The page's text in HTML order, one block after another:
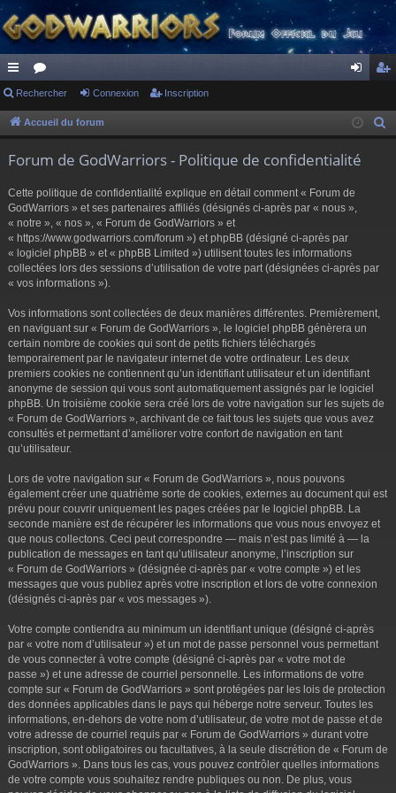
ac
co
s
or
u ne cri
Rechercher Connexion Inscription
Accueil du forum
Forum de GodWarriors - Politique de confidentialité
Cette politique de confidentialité explique en détail comment « Forum de
GodWarriors » et ses partenaires affiliés (désignés ci-après par « nous »,
« notre », « nos », « Forum de GodWarriors » et
« https://www.godwarriors.com/forum ») et phpBB (désigné ci-après par
« logiciel phpBB » et « phpBB Limited ») utilisent toutes les informations
collectées lors des sessions d’utilisation de votre part (désignées ci-après par
« vos informations »).
Vos informations sont collectées de deux manières différentes. Premièrement,
en naviguant sur « Forum de GodWarriors », le logiciel phpBB génèrera un
certain nombre de cookies qui sont de petits fichiers téléchargés
temporairement par le navigateur internet de votre ordinateur. Les deux
premiers cookies ne contiennent qu’un identifiant utilisateur et un identifiant
anonyme de session qui vous sont automatiquement assignés par le logiciel
phpBB. Un troisième cookie sera créé lors de votre navigation sur les sujets de
« Forum de GodWarriors », archivant de ce fait tous les sujets que vous avez
consultés et permettant d’améliorer votre confort de navigation en tant
qu’utilisateur.
Lors de votre navigation sur « Forum de GodWarriors », nous pouvons
également créer une quatrième sorte de cookies, externes au document qui est
prévu pour couvrir uniquement les pages créées par le logiciel phpBB. La
seconde manière est de récupérer les informations que vous nous envoyez et
que nous collectons. Ceci peut correspondre — mais n’est pas limité à — la
publication de messages en tant qu’utilisateur anonyme, l’inscription sur
« Forum de GodWarriors » (désignée ci-après par « votre compte ») et les
messages que vous publiez après votre inscription et lors de votre connexion
(désignés ci-après par « vos messages »).
Votre compte contiendra au minimum un identifiant unique (désigné ci-après
par « votre nom d’utilisateur ») et un mot de passe personnel vous permettant
de vous connecter à votre compte (désigné ci-après par « votre mot de
passe ») et une adresse de courriel personnelle. Les informations de votre
compte sur « Forum de GodWarriors » sont protégées par les lois de protection
des données applicables dans le pays qui héberge notre serveur. Toutes les
informations, en-dehors de votre nom d’utilisateur, de votre mot de passe et de
votre adresse de courriel requis par « Forum de GodWarriors » durant votre
inscription, sont obligatoires ou facultatives, à la seule discrétion de « Forum de
GodWarriors ». Dans tous les cas, vous pouvez contrôler quelles informations
de votre compte vous souhaitez rendre publiques ou non. De plus, vous